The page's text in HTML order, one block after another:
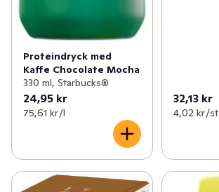
Proteindryck med
Kaffe Chocolate Mocha
330 ml, Starbucks®
24,95 kr
75,61 kr /l
32,13 kr
4,02 kr /st